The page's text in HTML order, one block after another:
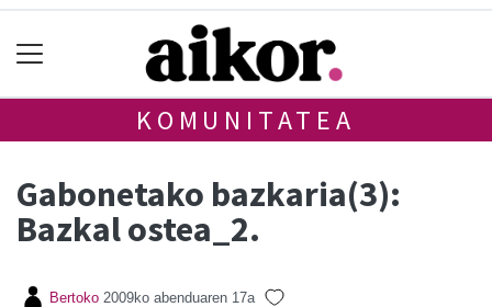
KOMUNITATEA
Gabonetako bazkaria(3):
Bazkal ostea_2.
Bertoko 2009ko abenduaren 17a